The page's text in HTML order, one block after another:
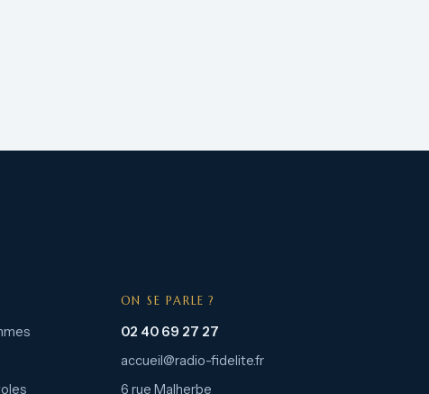
ON SE PARLE ?
02 40 69 27 27
accueil@radio-fidelite.fr
6 rue Malherbe